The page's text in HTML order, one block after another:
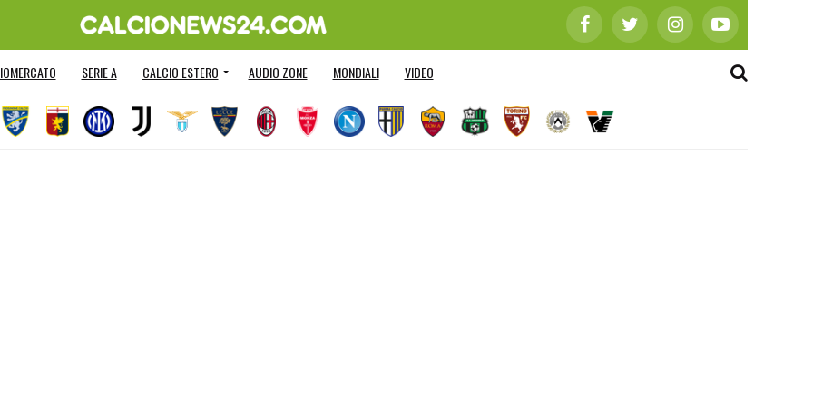
SERIE A CALCIO ESTERO AUDIO ZONE MONDIALI VIDEO